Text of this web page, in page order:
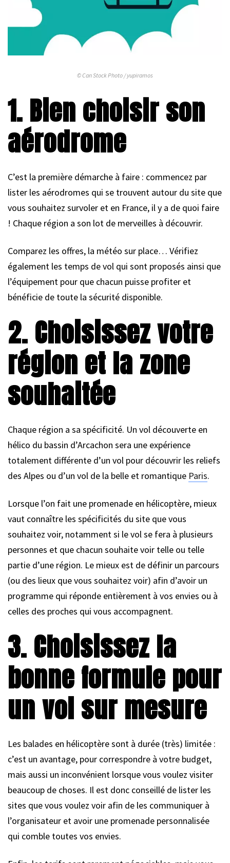
© Can Stock Photo / yupiramos
1. Bien choisir son
aérodrome
C’est la première démarche à faire : commencez par
lister les aérodromes qui se trouvent autour du site que
vous souhaitez survoler et en France, il y a de quoi faire
! Chaque région a son lot de merveilles à découvrir.
Comparez les offres, la météo sur place… Vérifiez
également les temps de vol qui sont proposés ainsi que
l’équipement pour que chacun puisse profiter et
bénéficie de toute la sécurité disponible.
2. Choisissez votre
région et la zone
souhaitée
Chaque région a sa spécificité. Un vol découverte en
hélico du bassin d’Arcachon sera une expérience
totalement différente d’un vol pour découvrir les reliefs
des Alpes ou d’un vol de la belle et romantique Paris.
Lorsque l’on fait une promenade en hélicoptère, mieux
vaut connaître les spécificités du site que vous
souhaitez voir, notamment si le vol se fera à plusieurs
personnes et que chacun souhaite voir telle ou telle
partie d’une région. Le mieux est de définir un parcours
(ou des lieux que vous souhaitez voir) afin d’avoir un
programme qui réponde entièrement à vos envies ou à
celles des proches qui vous accompagnent.
3. Choisissez la
bonne formule pour
un vol sur mesure
Les balades en hélicoptère sont à durée (très) limitée :
c’est un avantage, pour correspondre à votre budget,
mais aussi un inconvénient lorsque vous voulez visiter
beaucoup de choses. Il est donc conseillé de lister les
sites que vous voulez voir afin de les communiquer à
l’organisateur et avoir une promenade personnalisée
qui comble toutes vos envies.